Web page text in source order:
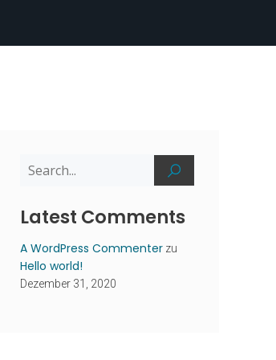
Latest Comments
A WordPress Commenter zu
Hello world!
Dezember 31, 2020